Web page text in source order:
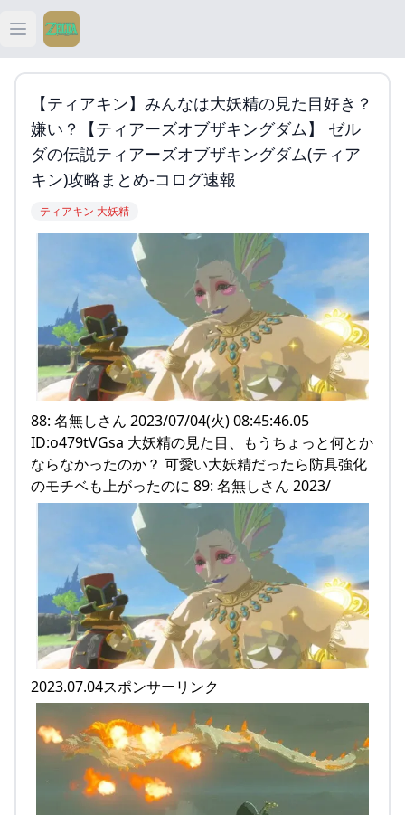
Open main menu
ティアキン
ティアキン 祠
ティアキン 武器
【ティアキン】みんなは大妖精の見た目好き？
嫌い？【ティアーズオブザキングダム】 ゼル
ダの伝説ティアーズオブザキングダム(ティア
キン)攻略まとめ-コログ速報
ティアキン 大妖精
88: 名無しさん 2023/07/04(火) 08:45:46.05
ID:o479tVGsa 大妖精の見た目、もうちょっと何とか
ならなかったのか？ 可愛い大妖精だったら防具強化
のモチベも上がったのに 89: 名無しさん 2023/
2023.07.04スポンサーリンク